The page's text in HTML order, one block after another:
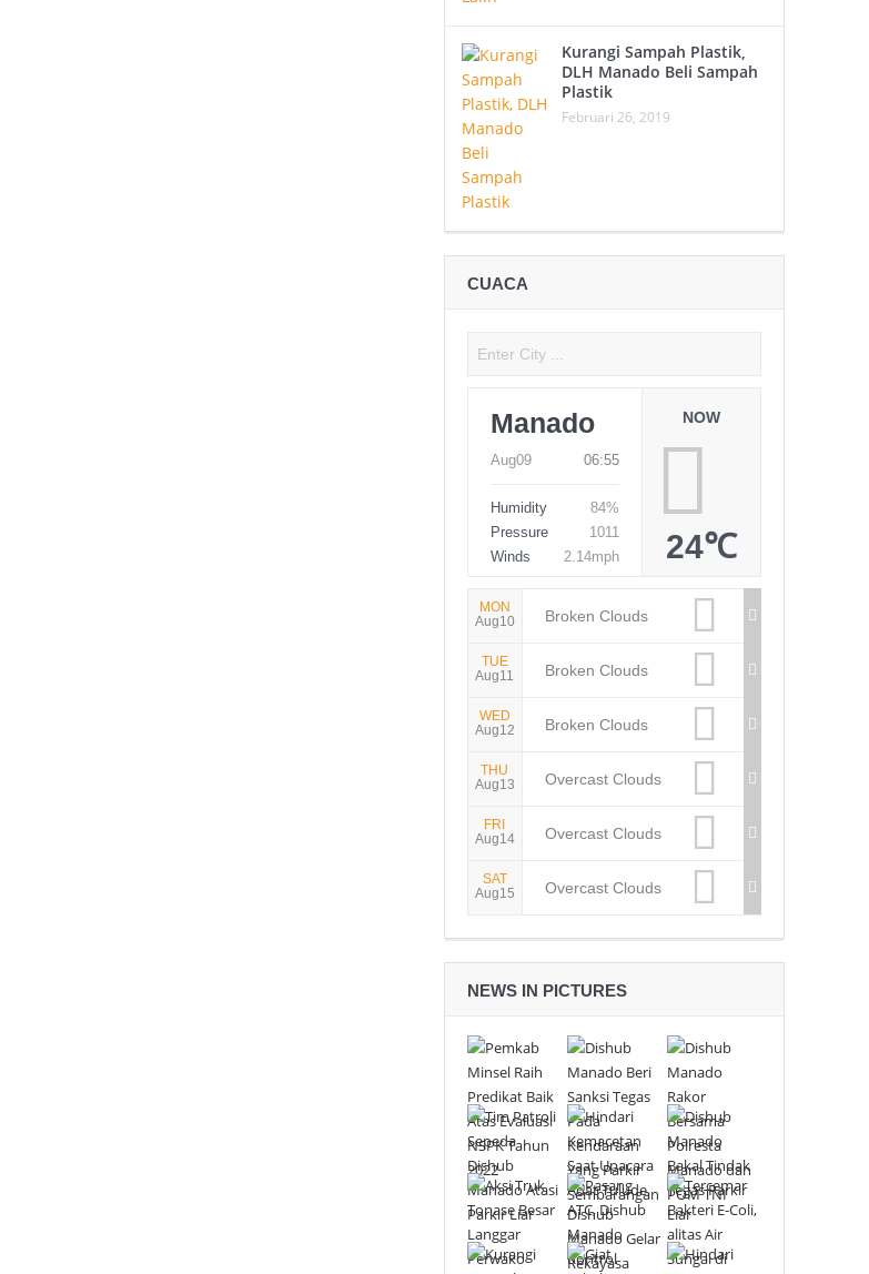
Kurangi Sampah Plastik,
DLH Manado Beli Sampah
Plastik
Februari 26, 2019
CUACA
Manado
Aug09 06:55
Humidity
84%
Pressure
1011
Winds
2.14mph
NOW
24℃
MON
Aug10
Broken Clouds
TUE
Aug11
Broken Clouds
WED
Aug12
Broken Clouds
THU
Aug13
Overcast Clouds
FRI
Aug14
Overcast Clouds
SAT
Aug15
Overcast Clouds
NEWS IN PICTURES